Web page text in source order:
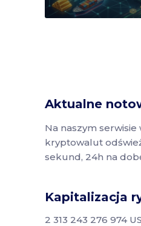
Aktualne
Na naszym
kryptowalut
sekund, 24h na
Kapitalizacja
2 313 243 276 974